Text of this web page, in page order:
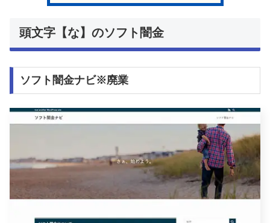
頭文字【な】のソフト闇金
ソフト闇金ナビ※廃業